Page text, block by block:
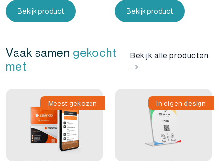
Bekijk product Bekijk product
Vaak samen gekocht
met
Bekijk alle producten
Meest gekozen In eigen design